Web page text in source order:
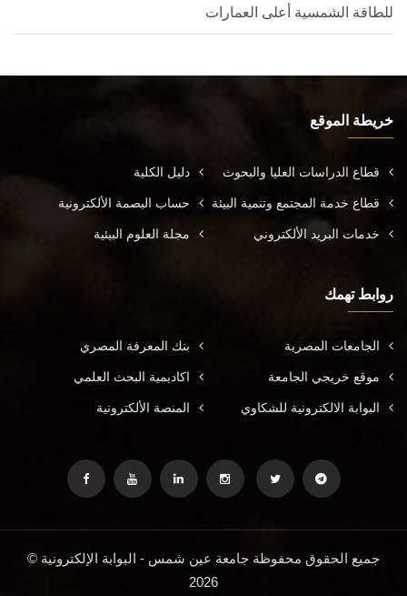
للطاقة الشمسية أعلى العمارات
خريطة الموقع
قطاع الدراسات العليا والبحوث دليل الكلية
قطاع خدمة المجتمع وتنمية البيئة حساب البصمة الألكترونية
خدمات البريد الألكتروني مجلة العلوم البيئية
روابط تهمك
الجامعات المصرية بنك المعرفة المصري
موقع خريجي الجامعة اكاديمية البحث العلمي
البوابة الالكترونية للشكاوي المنصة الألكترونية
جميع الحقوق محفوظة جامعة عين شمس - البوابة الإلكترونية ©
2026